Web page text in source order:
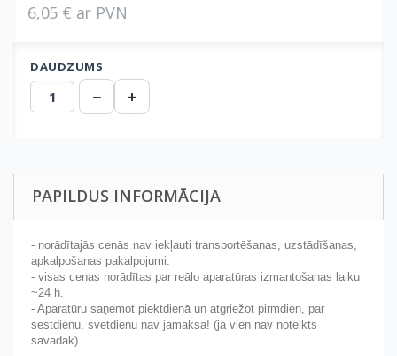
6,05 € ar PVN
DAUDZUMS
− +
PAPILDUS INFORMĀCIJA
- norādītajās cenās nav iekļauti transportēšanas, uzstādīšanas,
apkalpošanas pakalpojumi.
- visas cenas norādītas par reālo aparatūras izmantošanas laiku
~24 h.
- Aparatūru saņemot piektdienā un atgriežot pirmdien, par
sestdienu, svētdienu nav jāmaksā! (ja vien nav noteikts
savādāk)